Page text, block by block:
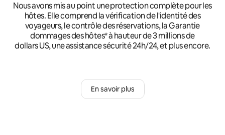
Nous avons mis au point une protection complète pour les
hôtes. Elle comprend la vérification de l'identité des
voyageurs, le contrôle des réservations, la Garantie
dommages des hôtes* à hauteur de 3 millions de
dollars US, une assistance sécurité 24h/24, et plus encore.
En savoir plus